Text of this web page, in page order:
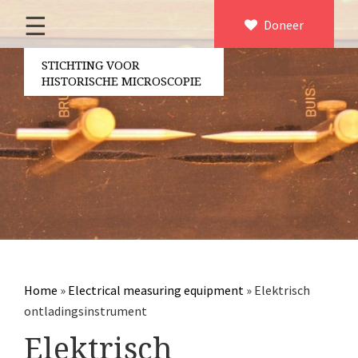
×
Over ons
Contact
Bestuur
Vrijwilligers
Jaarverslagen
Microscopen
Overige optische instrumenten
Elektrische meetapparatuur
Doneer
☰
STICHTING VOOR
HISTORISCHE MICROSCOPIE
Home » Electrical measuring equipment » Elektrisch
ontladingsinstrument
Elektrisch